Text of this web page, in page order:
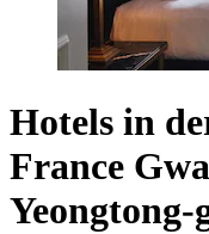
Hotels in
France
Yeongtong-